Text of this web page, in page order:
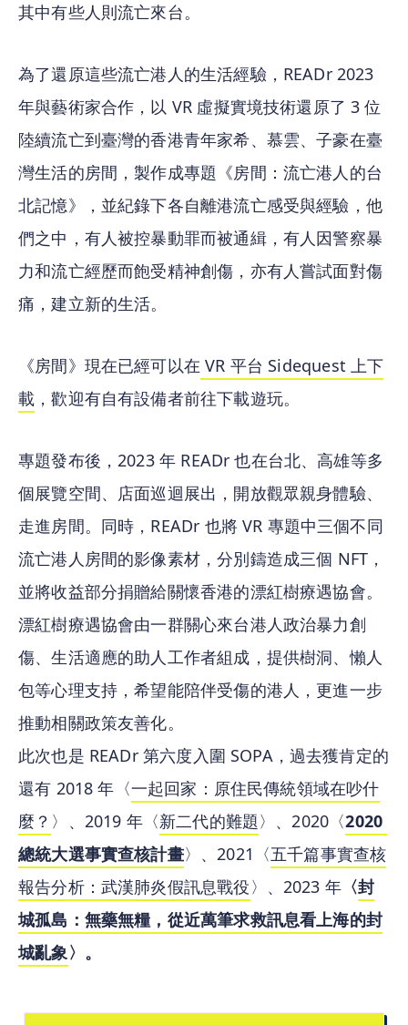
其中有些人則流亡來台。
為了還原這些流亡港人的生活經驗，READr 2023
年與藝術家合作，以 VR 虛擬實境技術還原了 3 位
陸續流亡到臺灣的香港青年家希、慕雲、子豪在臺
灣生活的房間，製作成專題《房間：流亡港人的台
北記憶》，並紀錄下各自離港流亡感受與經驗，他
們之中，有人被控暴動罪而被通緝，有人因警察暴
力和流亡經歷而飽受精神創傷，亦有人嘗試面對傷
痛，建立新的生活。
《房間》現在已經可以在 VR 平台 Sidequest 上下
載 ，歡迎有自有設備者前往下載遊玩。
專題發布後，2023 年 READr 也在台北、高雄等多
個展覽空間、店面巡迴展出，開放觀眾親身體驗、
走進房間。同時，READr 也將 VR 專題中三個不同
流亡港人房間的影像素材，分別鑄造成三個 NFT，
並將收益部分捐贈給關懷香港的漂紅樹療遇協會。
漂紅樹療遇協會由一群關心來台港人政治暴力創
傷、生活適應的助人工作者組成，提供樹洞、懶人
包等心理支持，希望能陪伴受傷的港人，更進一步
推動相關政策友善化。
此次也是 READr 第六度入圍 SOPA，過去獲肯定的
還有 2018 年〈一起回家：原住民傳統領域在吵什
麼？ 〉、2019 年〈新二代的難題〉、2020〈2020
總統大選事實查核計畫〉、2021〈五千篇事實查核
報告分析：武漢肺炎假訊息戰役〉、2023 年〈封
城孤島：無藥無糧，從近萬筆求救訊息看上海的封
城亂象〉。